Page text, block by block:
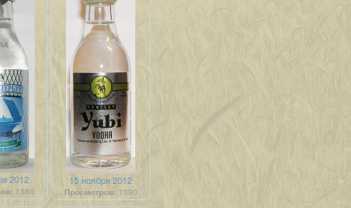
2012
1380
15 ноября 2012
Просмотров: 1390